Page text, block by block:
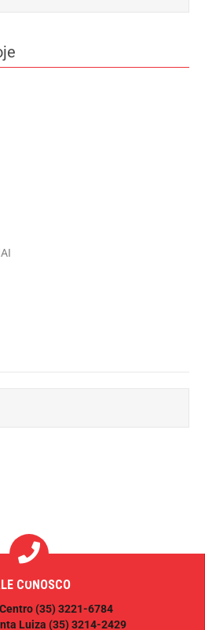
CONOSCO
(35) 3221-6784
Luiza (35) 3214-2429